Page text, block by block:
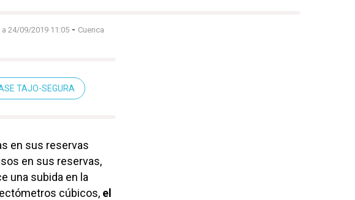
24/09/2019 11:05 - Cuenca
TAJO-SEGURA
en sus reservas
en sus reservas,
una subida en la
cúbicos, el